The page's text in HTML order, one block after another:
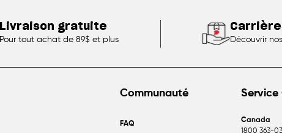
Livraison gratuite
Pour tout achat de 89$ et plus Découvrir
Communauté
FAQ
Service
Canada
1800 363-